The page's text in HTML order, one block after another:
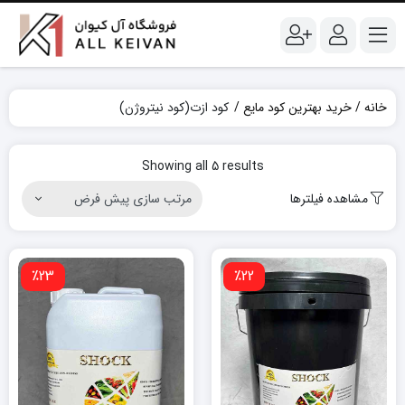
خانه خرید بهترین کود مایع کود ازت(کود نیتروژن)
Showing all 5 results
مشاهده فیلترها
٪22 ٪23